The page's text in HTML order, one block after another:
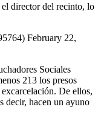
director del recinto, lo
February 22,
Sociales
213 los presos
De ellos,
decir, hacen un ayuno